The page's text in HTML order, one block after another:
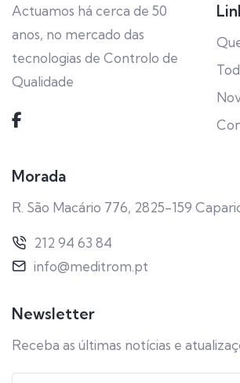
Actuamos há cerca de 50
anos, no mercado das
tecnologias de Controlo de
Qualidade
Morada
R. São Macário 776, 2825-159
212 94 63 84
info@meditrom.pt
Newsletter
Receba as últimas notícias e